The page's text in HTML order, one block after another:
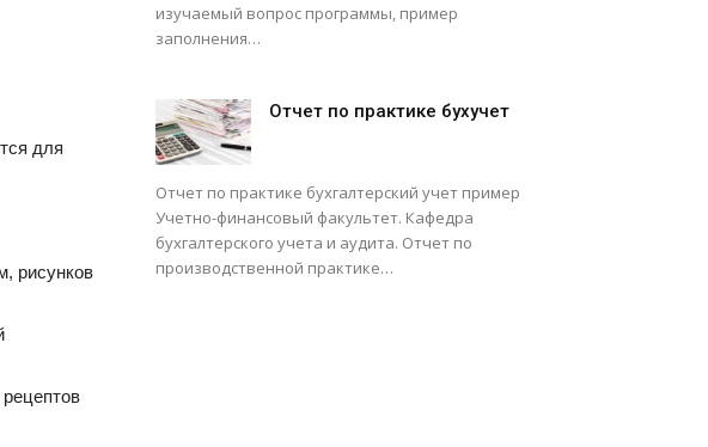
для
рисунков
изучаемый вопрос программы, пример
заполнения…
Отчет по практике бухучет
Отчет по практике бухгалтерский учет пример
Учетно-финансовый факультет. Кафедра
бухгалтерского учета и аудита. Отчет по
производственной практике…